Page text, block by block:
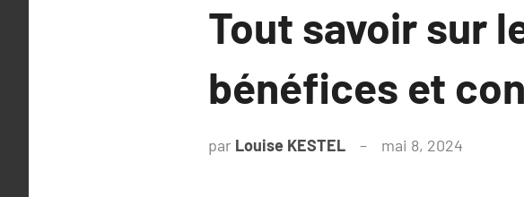
Tout savoir sur
bénéfices et
par Louise KESTEL mai 8, 2024